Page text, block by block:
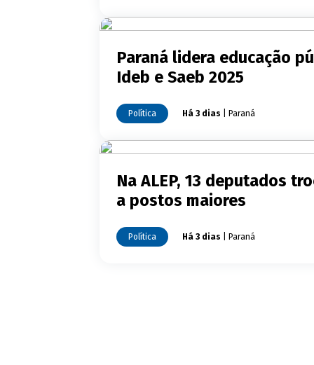
Paraná lidera educação
Ideb e Saeb 2025
Política Há 3 dias | Paraná
Na ALEP, 13 deputados
a postos maiores
Política Há 3 dias | Paraná